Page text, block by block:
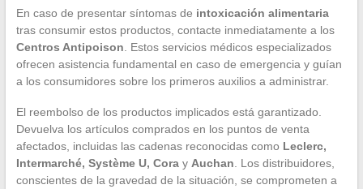
En caso de presentar síntomas de intoxicación alimentaria
tras consumir estos productos, contacte inmediatamente a los
Centros Antipoison . Estos servicios médicos especializados
ofrecen asistencia fundamental en caso de emergencia y guían
a los consumidores sobre los primeros auxilios a administrar.
El reembolso de los productos implicados está garantizado.
Devuelva los artículos comprados en los puntos de venta
afectados, incluidas las cadenas reconocidas como Leclerc,
Intermarché, Système U, Coray Auchan . Los distribuidores,
conscientes de la gravedad de la situación, se comprometen a